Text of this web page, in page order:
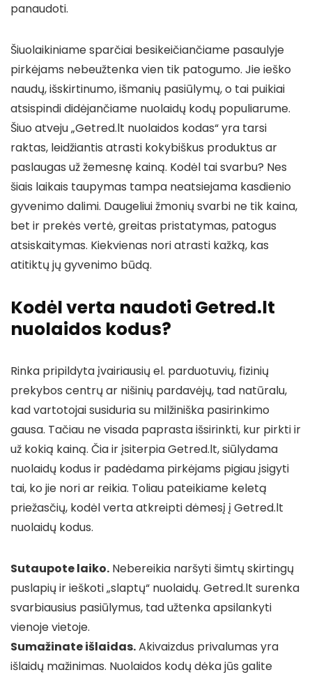
panaudoti.
Šiuolaikiniame sparčiai besikeičiančiame pasaulyje
pirkėjams nebeužtenka vien tik patogumo. Jie ieško
naudų, išskirtinumo, išmanių pasiūlymų, o tai puikiai
atsispindi didėjančiame nuolaidų kodų populiarume.
Šiuo atveju „Getred.lt nuolaidos kodas“ yra tarsi
raktas, leidžiantis atrasti kokybiškus produktus ar
paslaugas už žemesnę kainą. Kodėl tai svarbu? Nes
šiais laikais taupymas tampa neatsiejama kasdienio
gyvenimo dalimi. Daugeliui žmonių svarbi ne tik kaina,
bet ir prekės vertė, greitas pristatymas, patogus
atsiskaitymas. Kiekvienas nori atrasti kažką, kas
atitiktų jų gyvenimo būdą.
Kodėl verta naudoti Getred.lt
nuolaidos kodus?
Rinka pripildyta įvairiausių el. parduotuvių, fizinių
prekybos centrų ar nišinių pardavėjų, tad natūralu,
kad vartotojai susiduria su milžiniška pasirinkimo
gausa. Tačiau ne visada paprasta išsirinkti, kur pirkti ir
už kokią kainą. Čia ir įsiterpia Getred.lt, siūlydama
nuolaidų kodus ir padėdama pirkėjams pigiau įsigyti
tai, ko jie nori ar reikia. Toliau pateikiame keletą
priežasčių, kodėl verta atkreipti dėmesį į Getred.lt
nuolaidų kodus.
Sutaupote laiko. Nebereikia naršyti šimtų skirtingų
puslapių ir ieškoti „slaptų“ nuolaidų. Getred.lt surenka
svarbiausius pasiūlymus, tad užtenka apsilankyti
vienoje vietoje.
Sumažinate išlaidas.Akivaizdus privalumas yra
išlaidų mažinimas. Nuolaidos kodų dėka jūs galite